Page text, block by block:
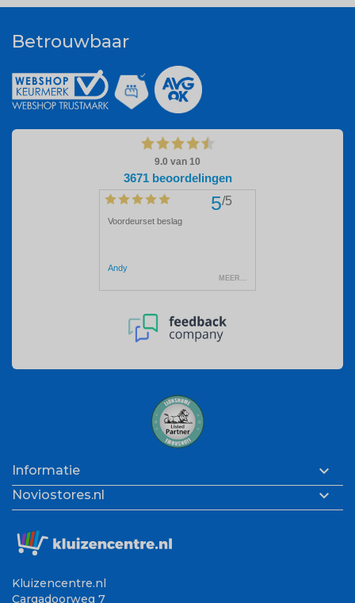
Betrouwbaar
Informatie 
Noviostores.nl 
Kluizencentre.nl
Cargadoorweg 7